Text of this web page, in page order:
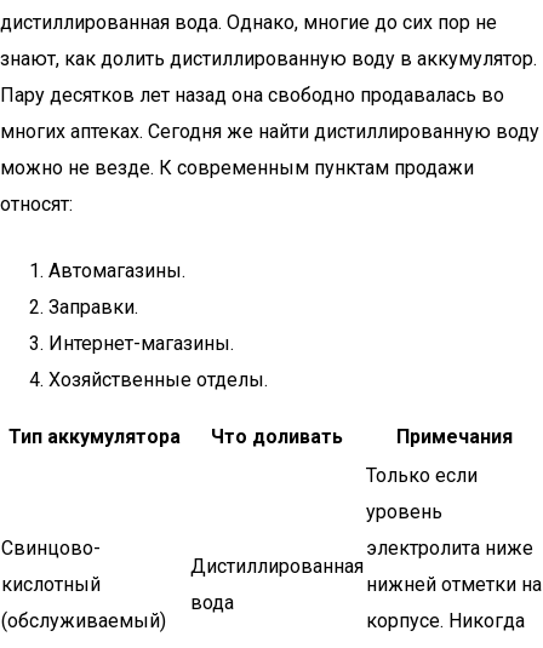
дистиллированная вода. Однако, многие до сих пор не
знают, как долить дистиллированную воду в аккумулятор.
Пару десятков лет назад она свободно продавалась во
многих аптеках. Сегодня же найти дистиллированную воду
можно не везде. К современным пунктам продажи
относят:
Автомагазины.
Заправки.
Интернет-магазины.
Хозяйственные отделы.
Тип аккумулятора Что доливать Примечания
Свинцово-
кислотный
(обслуживаемый)
Дистиллированная
вода
Только если
уровень
электролита ниже
нижней отметки на
корпусе. Никогда